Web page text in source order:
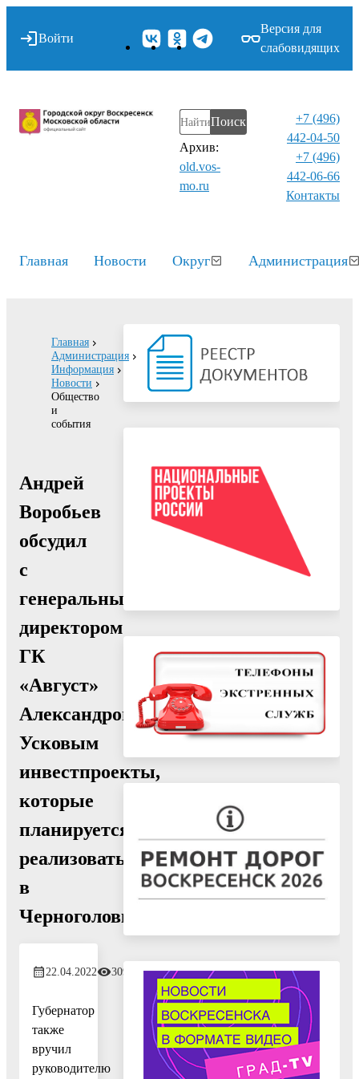
Войти
Версия для
слабовидящих
Поиск
Архив:
old.vos-
mo.ru
+7 (496)
442-04-50
+7 (496)
442-06-66
Контакты⁠
Главная Новости Округ Администрация
Главная
Администрация
Информация
Новости
Общество
и
события
Андрей
Воробьев
обсудил
с
генеральным
директором
ГК
«Август»
Александром
Усковым
инвестпроекты,
которые
планируется
реализовать
в
Черноголовке
22.04.2022 309
Губернатор
также
вручил
руководителю